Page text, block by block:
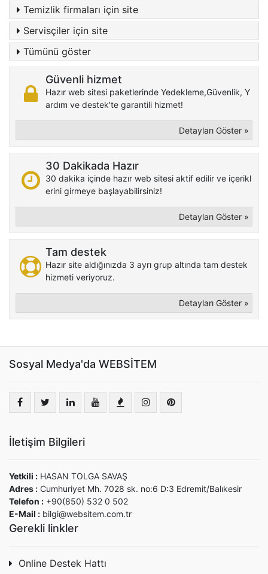
Temizlik firmaları için site
Servisçiler için site
Tümünü göster
Güvenli hizmet
Hazır web sitesi paketlerinde Yedekleme,Güvenlik, Y
ardım ve destek'te garantili hizmet!
Detayları Göster »
30 Dakikada Hazır
30 dakika içinde hazır web sitesi aktif edilir ve içerikl
erini girmeye başlayabilirsiniz!
Detayları Göster »
Tam destek
Hazır site aldığınızda 3 ayrı grup altında tam destek
hizmeti veriyoruz.
Detayları Göster »
Sosyal Medya'da WEBSİTEM
İletişim Bilgileri
Yetkili : HASAN TOLGA SAVAŞ
Adres : Cumhuriyet Mh. 7028 sk. no:6 D:3 Edremit/Balıkesir
Telefon : +90(850) 532 0 502
E-Mail : bilgi@websitem.com.tr
Gerekli linkler
Online Destek Hattı